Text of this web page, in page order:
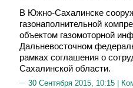
В Южно-Сахалинске
газонаполнительной
объектом газомоторной
Дальневосточном
рамках соглашения о
Сахалинской области.
30 Сентября 2015, 10:15 |